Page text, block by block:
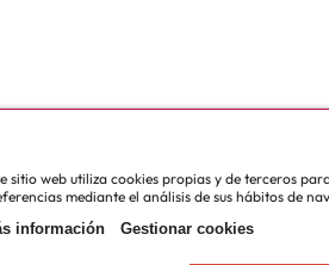
sitio web utiliza cookies propias y de terceros
mediante el análisis de sus hábitos de
información
Gestionar cookies